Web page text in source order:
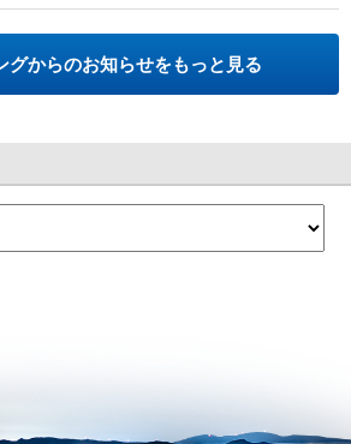
グからのお知らせをもっと見る